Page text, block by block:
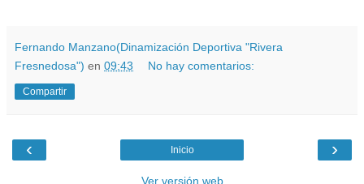
Fernando Manzano(Dinamización Deportiva "Rivera
Fresnedosa") en 09:43 No hay comentarios:
Compartir
‹ ›
Inicio
Ver versión web